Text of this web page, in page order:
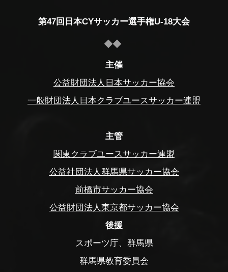
第47回日本CYサッカー選手権U-18大会
主催
公益財団法人日本サッカー協会
一般財団法人日本クラブユースサッカー連盟
主管
関東クラブユースサッカー連盟
公益社団法人群馬県サッカー協会
前橋市サッカー協会
公益財団法人東京都サッカー協会
後援
スポーツ庁、群馬県
群馬県教育委員会